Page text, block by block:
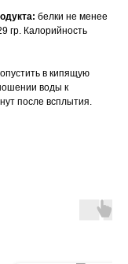
белки не менее
гр. Калорийность
в кипящую
воды к
после всплытия.